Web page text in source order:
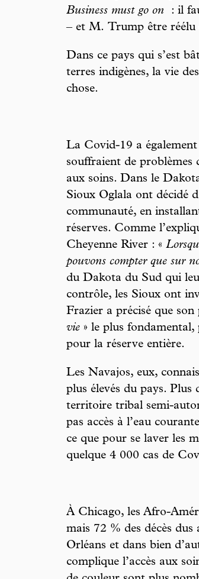
Business must go on
: il
– et M. Trump être réélu
Dans ce pays qui s’est
terres indigènes, la vie
chose.
La Covid-19 a
souffraient de problèmes
aux soins. Dans le
Sioux Oglala ont décidé
communauté, en
réserves. Comme
Cheyenne River : «
pouvons compter que sur
du Dakota du Sud qui
contrôle, les Sioux ont
Frazier a précisé que son
vie » le plus
pour la réserve entière.
Les Navajos, eux,
plus élevés du pays.
territoire tribal semi-
pas accès à l’eau
ce que pour se laver les
quelque 4 000 cas de
À Chicago, les Afro-
mais 72 % des décès
Orléans et dans bien
complique l’accès aux